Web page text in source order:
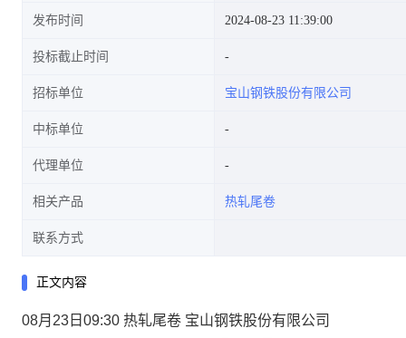
发布时间 2024-08-23 11:39:00
投标截止时间
招标单位 宝山钢铁股份有限公司
中标单位
代理单位
相关产品 热轧尾卷
联系方式
正文内容
08月23日09:30 热轧尾卷 宝山钢铁股份有限公司